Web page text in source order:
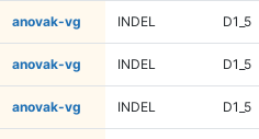
anovak-vg INDEL D1_5
anovak-vg INDEL D1_5
anovak-vg INDEL D1_5